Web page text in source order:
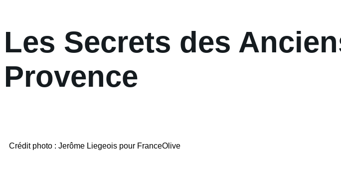
Les Secrets des
Provence
Crédit photo : Jerôme Liegeois pour FranceOlive